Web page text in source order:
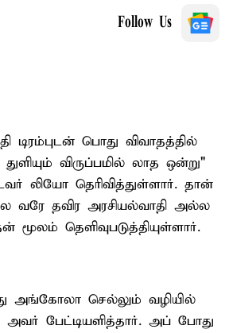
Follow Us
டிரம்புடன் பொது விவாதத்தில்
துளியும் விருப்பமில் லாத ஒன்று"
லியோ தெரிவித்துள்ளார். தான்
வரே தவிர அரசியல்வாதி அல்ல
தெளிவுபடுத்தியுள்ளார்.
அங்கோலா செல்லும் வழியில்
அவர் பேட்டியளித்தார். அப் போது